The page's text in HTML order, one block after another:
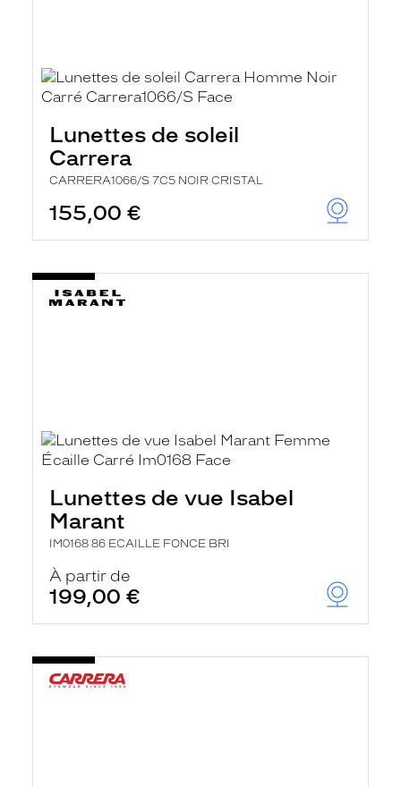
Lunettes de soleil
Carrera
CARRERA1066/S 7C5 NOIR CRISTAL
155,00 €
Lunettes de vue Isabel
Marant
IM0168 86 ECAILLE FONCE BRI
À partir de
199,00 €